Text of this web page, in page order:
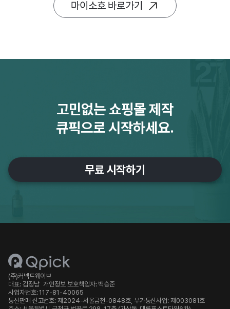
마이소호 바로가기
고민없는 쇼핑몰 제작
큐픽으로 시작하세요.
무료 시작하기
(주)커넥트웨이브
대표: 김정남 개인정보 보호책임자: 백승준
사업자번호: 117-81-40065
통신판매 신고번호: 제2024-서울금천-0848호, 부가통신사업: 제003081호